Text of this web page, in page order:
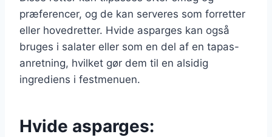
præferencer, og de kan serveres som forretter
eller hovedretter. Hvide asparges kan også
bruges i salater eller som en del af en tapas-
anretning, hvilket gør dem til en alsidig
ingrediens i festmenuen.
Hvide asparges: